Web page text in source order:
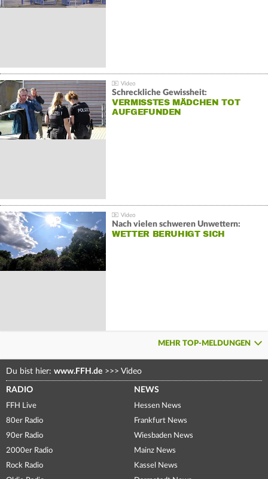
Schreckliche Gewissheit:
VERMISSTES MÄDCHEN TOT
AUFGEFUNDEN
Nach vielen schweren Unwettern:
WETTER BERUHIGT SICH
MEHR TOP-MELDUNGEN
Du bist hier: www.FFH.de >>> Video
RADIO
FFH Live
80er Radio
90er Radio
2000er Radio
Rock Radio
NEWS
Hessen News
Frankfurt News
Wiesbaden News
Mainz News
Kassel News